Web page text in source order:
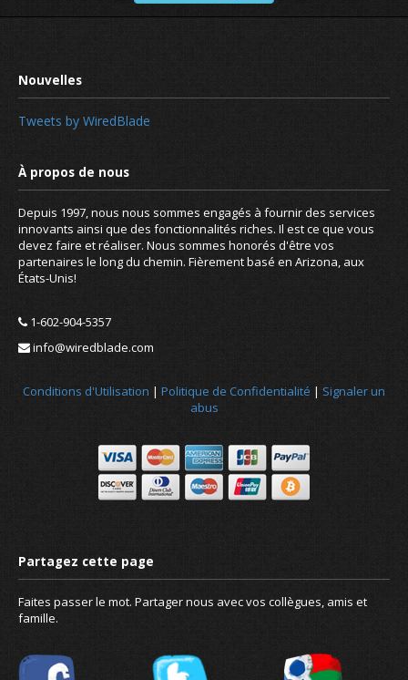
Tweets by WiredBlade
Depuis 1997, nous nous sommes engagés à fournir des services
innovants ainsi que des fonctionnalités riches. Il est ce que vous
devez faire et réaliser. Nous sommes honorés d'être vos
partenaires le long du chemin. Fièrement basé en Arizona, aux
États-Unis!
1-602-904-5357
info@wiredblade.com
Conditions d'Utilisation | Politique de Confidentialité | Signaler un
abus
Faites passer le mot. Partager nous avec vos collègues, amis et
famille.